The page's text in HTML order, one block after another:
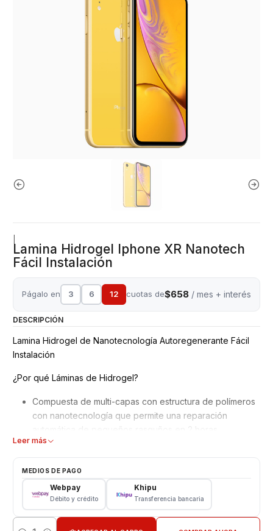
Lamina Hidrogel Iphone XR Nanotech
Fácil Instalación
Págalo en 3 6 12 cuotas de$658 / mes + interés
DESCRIPCIÓN
Lamina Hidrogel de Nanotecnología Autoregenerante Fácil
Instalación
¿Por qué Láminas de Hidrogel?
Compuesta de multi-capas con estructura de polímeros
con nanotecnología que permite una reparación
automática de pequeños rasguños en 2 horas.
Mejor adaptación y absorción de golpes, debido a su
No interfiere en el reconocimiento de la huella dactilar
en pantalla.
Material ultra delgado adaptable a todos los equipos,
definición.
Leer más
MEDIOS DE PAGO
Webpay
Débito y crédito
Khipu
Transferencia bancaria